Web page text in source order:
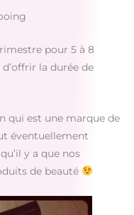
pour 5 à 8
la durée de
qui est une marque de
éventuellement
y a que nos
de beauté